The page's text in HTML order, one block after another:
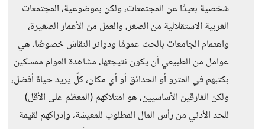
شخصية بعيدًا عن المجتمعات، ولكن بموضوعية، المجتمعات
الغربية الاستقلالية من الصغر، والعمل من الأعمار الصغيرة،
واهتمام الجامعات بالحث عمومًا ودوائر النقاش خصوصًا، هي
عوامل من الطبيعي أن يكون نتيجتها، مشاهدة العوام ممسكين
بكتبهم في المترو أو الحدائق أو أي مكان، كلّ يريد حياة أفضل،
ولكن الفارقين الأساسيين، هو امتلاكهم (المعظم على الأقل)
للحد الأدني من رأس المال المطلوب للمعيشة، وإدراكهم لقيمة